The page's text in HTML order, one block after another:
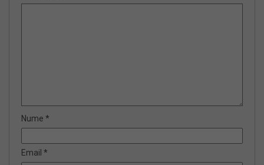
Nume *
Email *